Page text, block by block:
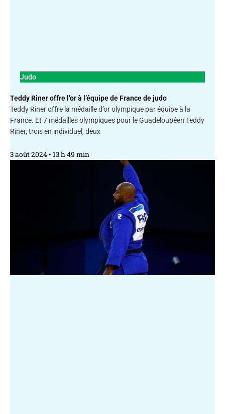
Judo
Teddy Riner offre l’or à l’équipe de France de judo
Teddy Riner offre la médaille d’or olympique par équipe à la
France. Et 7 médailles olympiques pour le Guadeloupéen Teddy
Riner, trois en individuel, deux
3 août 2024 13 h 49 min